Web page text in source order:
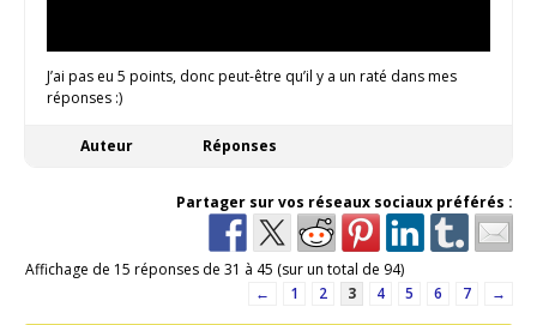
J’ai pas eu 5 points, donc peut-être qu’il y a un raté dans mes
réponses :)
Auteur Réponses
Partager sur vos réseaux sociaux préférés :
Affichage de 15 réponses de 31 à 45 (sur un total de 94)
←
1 2 3 4 5 6 7 →